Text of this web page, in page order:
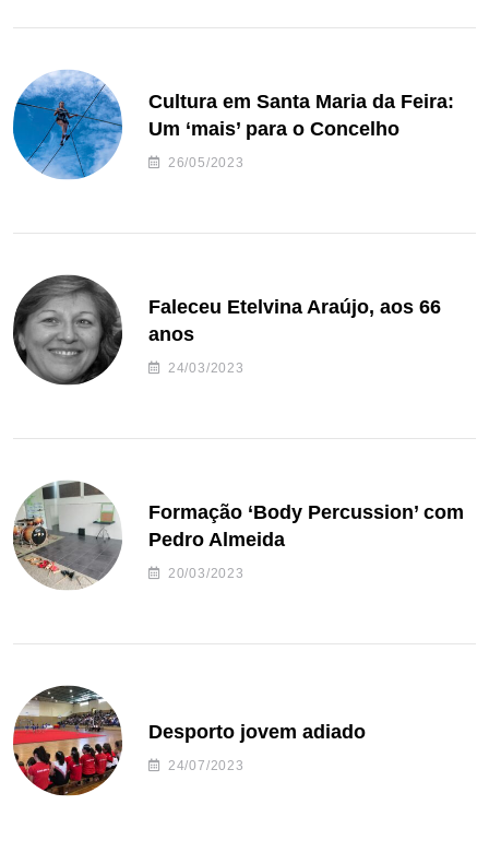
Cultura em Santa Maria da Feira:
Um ‘mais’ para o Concelho
26/05/2023
Faleceu Etelvina Araújo, aos 66
anos
24/03/2023
Formação ‘Body Percussion’ com
Pedro Almeida
20/03/2023
Desporto jovem adiado
24/07/2023